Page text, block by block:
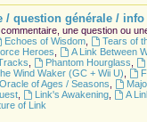
/ question générale /
une question ou
Echoes of Wisdom, Tears of
Heroes A Link Between
Phantom Hourglass
Wind Waker (GC + Wii U)
Oracle of Ages / Seasons
Link's Awakening, A
of Link